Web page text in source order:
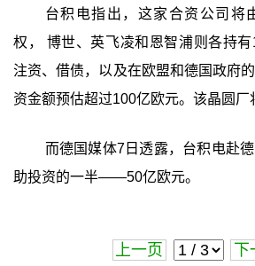
台积电指出，这家合资公司将
权， 博世、英飞凌和恩智浦则各持
注资、借债，以及在欧盟和德国政府
资金额预估超过100亿欧元。该晶圆厂
而德国媒体7日透露，台积电赴
助投资的一半——50亿欧元。
上一页 下